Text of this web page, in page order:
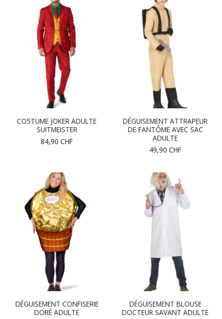
COSTUME JOKER ADULTE
SUITMEISTER
84,90 CHF
DÉGUISEMENT ATTRAPEUR
DE FANTÔME AVEC SAC
ADULTE
49,90 CHF
DÉGUISEMENT CONFISERIE
DORÉ ADULTE
DÉGUISEMENT BLOUSE
DOCTEUR SAVANT ADULTE